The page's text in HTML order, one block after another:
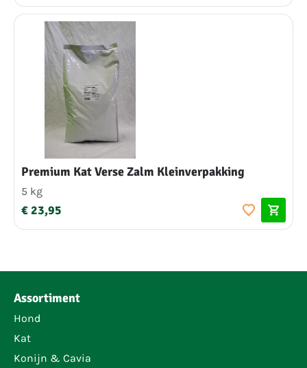
Premium Kat Verse Zalm Kleinverpakking
5 kg
€ 23,95
Assortiment
Hond
Kat
Konijn & Cavia